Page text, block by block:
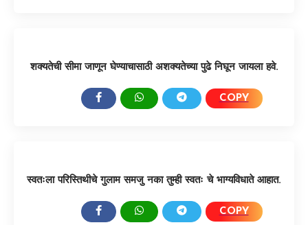
शक्यतेची सीमा जाणून घेण्याचासाठी अशक्यतेच्या पुढे निघून जायला हवे.
COPY
स्वतःला परिस्तिथीचे गुलाम समजु नका तुम्ही स्वतः चे भाग्यविधाते आहात.
COPY